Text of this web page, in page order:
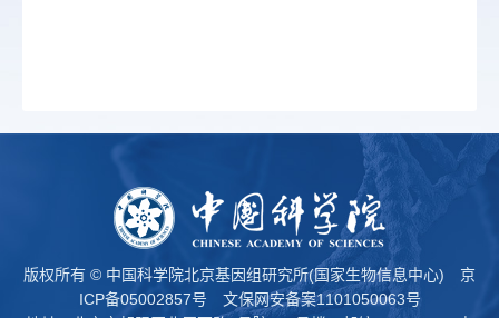
版权所有 © 中国科学院北京基因组研究所(国家生物信息中心) 京
ICP备05002857号
文保网安备案1101050063号